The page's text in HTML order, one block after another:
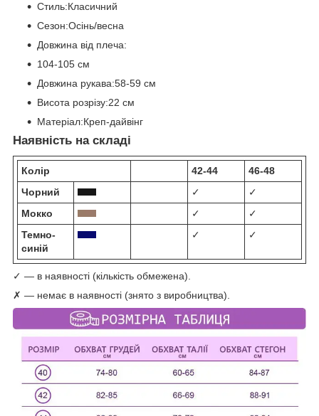
Стиль:Класичний
Сезон:Осінь/весна
Довжина від плеча:
104-105 см
Довжина рукава:58-59 см
Висота розрізу:22 см
Матеріал:Креп-дайвінг
Наявність на складі
Колір 42-44
46-48
Чорний
✓
✓
Мокко
✓
✓
Темно-
синій
✓ ✓
✓ — в наявності (кількість обмежена).
✗ — немає в наявності (знято з виробництва).